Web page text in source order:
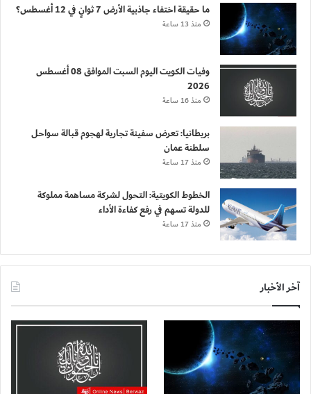
ما حقيقة اختفاء جاذبية الأرض 7 ثوانٍ في 12 أغسطس؟
منذ 13 ساعة
وفيات الكويت اليوم السبت الموافق 08 أغسطس
2026
منذ 16 ساعة
بريطانيا: تعرض سفينة تجارية لهجوم قبالة سواحل
سلطنة عمان
منذ 17 ساعة
الخطوط الكويتية: التحول لشركة مساهمة مملوكة
للدولة تسهم في رفع كفاءة الأداء
منذ 17 ساعة
آخر الأخبار